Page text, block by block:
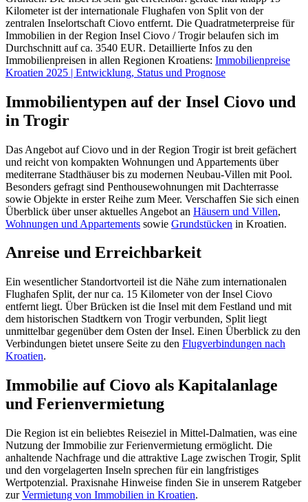
Kilometer ist der internationale Flughafen von Split von der
zentralen Inselortschaft Ciovo entfernt. Die Quadratmeterpreise für
Immobilien in der Region Insel Ciovo / Trogir belaufen sich im
Durchschnitt auf ca. 3540 EUR. Detaillierte Infos zu den
Immobilienpreisen in allen Regionen Kroatiens: Immobilienpreise
Kroatien 2025 | Entwicklung, Status und Prognose
Immobilientypen auf der Insel Ciovo und
in Trogir
Das Angebot auf Ciovo und in der Region Trogir ist breit gefächert
und reicht von kompakten Wohnungen und Appartements über
mediterrane Stadthäuser bis zu modernen Neubau-Villen mit Pool.
Besonders gefragt sind Penthousewohnungen mit Dachterrasse
sowie Objekte in erster Reihe zum Meer. Verschaffen Sie sich einen
Überblick über unser aktuelles Angebot an Häusern und Villen,
Wohnungen und Appartements sowie Grundstücken in Kroatien.
Anreise und Erreichbarkeit
Ein wesentlicher Standortvorteil ist die Nähe zum internationalen
Flughafen Split, der nur ca. 15 Kilometer von der Insel Ciovo
entfernt liegt. Über Brücken ist die Insel mit dem Festland und mit
dem historischen Stadtkern von Trogir verbunden, Split liegt
unmittelbar gegenüber dem Osten der Insel. Einen Überblick zu den
Verbindungen bietet unsere Seite zu den Flugverbindungen nach
Kroatien.
Immobilie auf Ciovo als Kapitalanlage
und Ferienvermietung
Die Region ist ein beliebtes Reiseziel in Mittel-Dalmatien, was eine
Nutzung der Immobilie zur Ferienvermietung ermöglicht. Die
anhaltende Nachfrage und die attraktive Lage zwischen Trogir, Split
und den vorgelagerten Inseln sprechen für ein langfristiges
Wertpotenzial. Praxisnahe Hinweise finden Sie in unserem Ratgeber
zurVermietung von Immobilien in Kroatien.